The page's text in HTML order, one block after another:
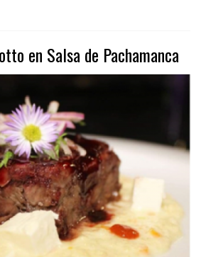
en Salsa de Pachamanca